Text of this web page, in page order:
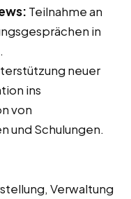
Teilnahme an
in
neuer
ins
von
und Schulungen.
Verwaltung